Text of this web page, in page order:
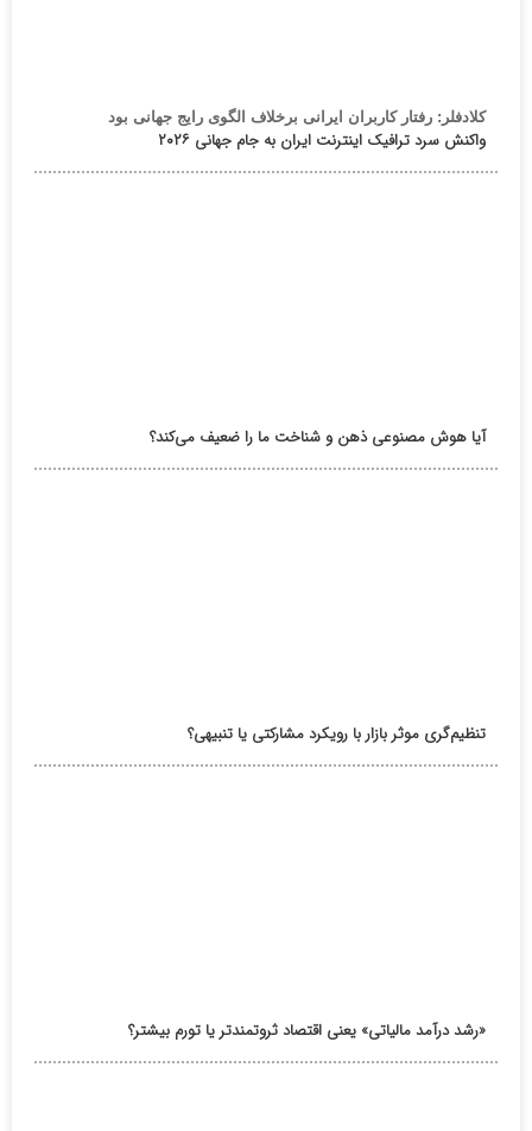
کلادفلر: رفتار کاربران ایرانی برخلاف الگوی رایج جهانی بود
واکنش سرد ترافیک اینترنت ایران به جام جهانی ۲۰۲۶
آیا هوش مصنوعی ذهن و شناخت ما را ضعیف می‌کند؟
تنظیم‌گری موثر بازار با رویکرد مشارکتی یا تنبیهی؟
«رشد درآمد مالیاتی» یعنی اقتصاد ثروتمندتر یا تورم بیشتر؟